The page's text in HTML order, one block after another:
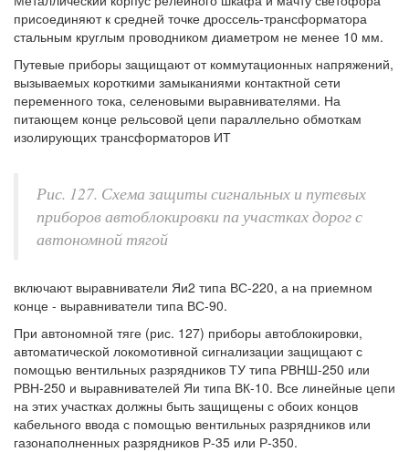
присоединяют к средней точке дроссель-трансформатора
стальным круглым проводником диаметром не менее 10 мм.
Путевые приборы защищают от коммутационных напряжений,
вызываемых короткими замыканиями контактной сети
переменного тока, селеновыми выравнивателями. На
питающем конце рельсовой цепи параллельно обмоткам
изолирующих трансформаторов ИТ
Рис. 127. Схема защиты сигнальных и путевых
приборов автоблокировки па участках дорог с
автономной тягой
включают выравниватели Яи2 типа ВС-220, а на приемном
конце - выравниватели типа ВС-90.
При автономной тяге (рис. 127) приборы автоблокировки,
автоматической локомотивной сигнализации защищают с
помощью вентильных разрядников ТУ типа РВНШ-250 или
РВН-250 и выравнивателей Яи типа ВК-10. Все линейные цепи
на этих участках должны быть защищены с обоих концов
кабельного ввода с помощью вентильных разрядников или
газонаполненных разрядников Р-35 или Р-350.